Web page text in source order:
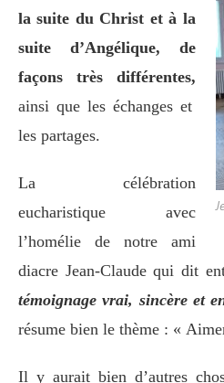
la suite du Christ et à la
suite d’Angélique, de
façons très différentes,
ainsi que les échanges et
les partages.
La célébration
eucharistique avec
l’homélie de notre ami
diacre Jean-Claude qui dit
témoignage vrai, sincère et
résume bien le thème : «
Il y aurait bien d’autres